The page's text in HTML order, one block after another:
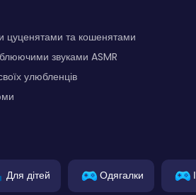
цуценятами та кошенятами
звуками ASMR
улюбленців
Для дітей Одягалки